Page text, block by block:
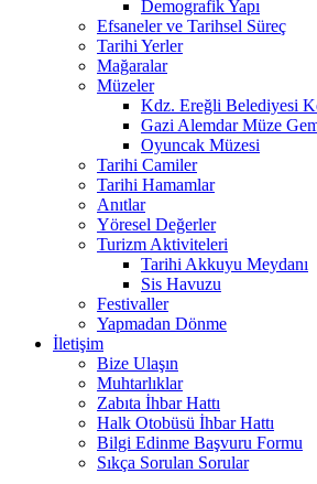
Demografik Yapı
Efsaneler ve Tarihsel Süreç
Tarihi Yerler
Mağaralar
Müzeler
Kdz. Ereğli Belediyesi
Gazi Alemdar Müze
Oyuncak Müzesi
Tarihi Camiler
Tarihi Hamamlar
Anıtlar
Yöresel Değerler
Turizm Aktiviteleri
Tarihi Akkuyu Meydanı
Sis Havuzu
Festivaller
Yapmadan Dönme
İletişim
Bize Ulaşın
Muhtarlıklar
Zabıta İhbar Hattı
Halk Otobüsü İhbar Hattı
Bilgi Edinme Başvuru Formu
Sıkça Sorulan Sorular